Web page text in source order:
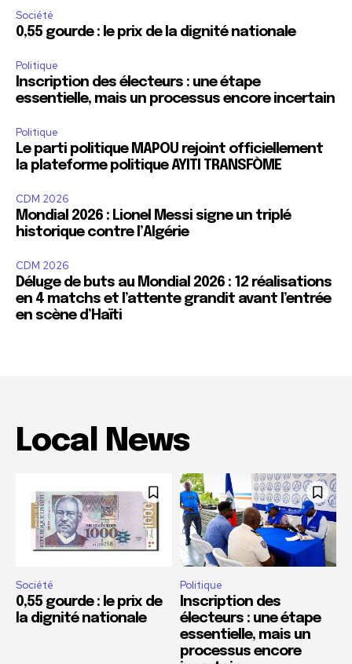
Société
0,55 gourde : le prix de la dignité nationale
Politique
Inscription des électeurs : une étape
essentielle, mais un processus encore incertain
Politique
Le parti politique MAPOU rejoint officiellement
la plateforme politique AYITI TRANSFÒME
CDM 2026
Mondial 2026 : Lionel Messi signe un triplé
historique contre l’Algérie
CDM 2026
Déluge de buts au Mondial 2026 : 12 réalisations
en 4 matchs et l’attente grandit avant l’entrée
en scène d’Haïti
Local News
Société
0,55 gourde : le prix de
la dignité nationale
Politique
Inscription des
électeurs : une étape
essentielle, mais un
processus encore